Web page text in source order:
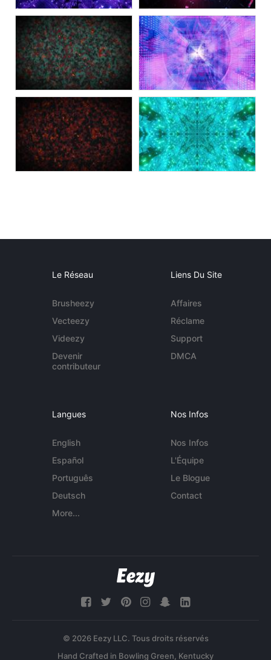
Le Réseau
Brusheezy
Vecteezy
Videezy
Devenir
contributeur
Liens Du Site
Affaires
Réclame
Support
DMCA
Langues
English
Español
Português
Deutsch
More...
Nos Infos
Nos Infos
L'Équipe
Le Blogue
Contact
© 2026 Eezy LLC. Tous droits réservés